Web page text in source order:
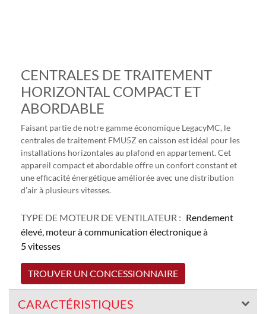
CENTRALES DE TRAITEMENT
HORIZONTAL COMPACT ET
ABORDABLE
Faisant partie de notre gamme économique LegacyMC, le
centrales de traitement FMU5Z en caisson est idéal pour les
installations horizontales au plafond en appartement. Cet
appareil compact et abordable offre un confort constant et
une efficacité énergétique améliorée avec une distribution
d’air à plusieurs vitesses.
TYPE DE MOTEUR DE VENTILATEUR : Rendement
élevé, moteur à communication électronique à
5 vitesses
TROUVER UN CONCESSIONNAIRE
CARACTÉRISTIQUES